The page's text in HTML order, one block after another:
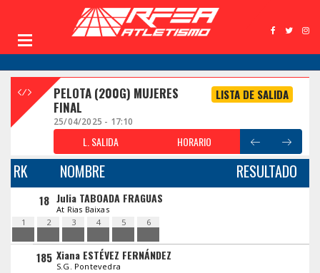
PELOTA (200G) MUJERES
FINAL
LISTA DE SALIDA
25/04/2025 - 17:10
L. SALIDA HORARIO
RK NOMBRE RESULTADO
18 Julia TABOADA FRAGUAS
At Rias Baixas
1
2 3 4 5 6
185 Xiana ESTÉVEZ FERNÁNDEZ
S.G. Pontevedra